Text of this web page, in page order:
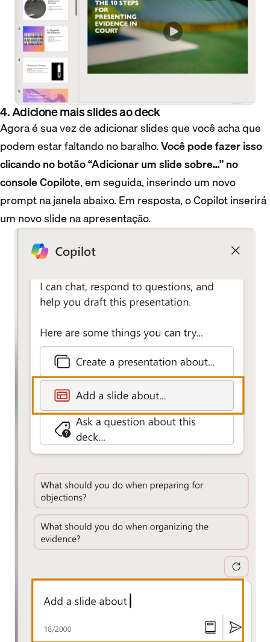
4. Adicione mais slides ao deck
Agora é sua vez de adicionar slides que você acha que
podem estar faltando no baralho.Você pode fazer isso
clicando no botão “Adicionar um slide sobre…” no
console Copilote, em seguida, inserindo um novo
prompt na janela abaixo. Em resposta, o Copilot inserirá
um novo slide na apresentação.